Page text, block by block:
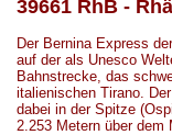
39661 RhB -
Der Bernina Express
auf der als Unesco
Bahnstrecke, das
italienischen Tirano.
dabei in der Spitze
2.253 Metern über dem